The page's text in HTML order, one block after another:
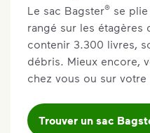
Le sac Bagster® se
rangé sur les étagères
contenir 3.300 livres,
débris. Mieux encore,
chez vous ou sur
Trouver un sac